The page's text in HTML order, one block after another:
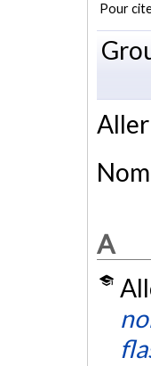
Pour
Aller
A